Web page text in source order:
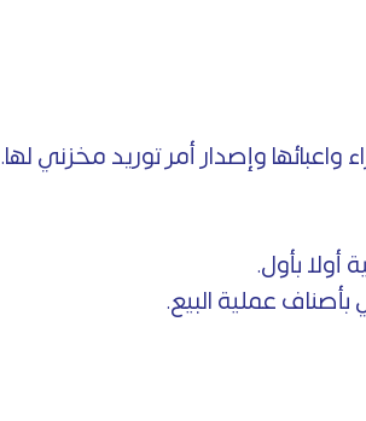
واعبائها وإصدار أمر توريد مخزني لها.
أولا بأول.
عملية البيع.